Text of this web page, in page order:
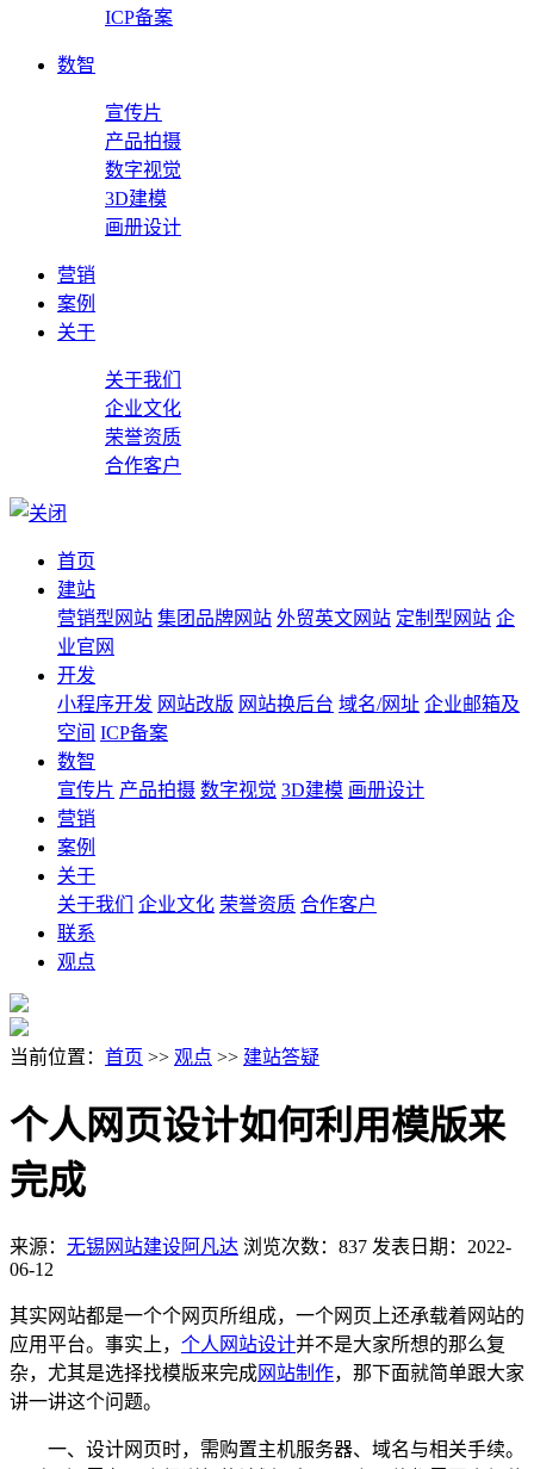
ICP备案
数智
宣传片
产品拍摄
数字视觉
3D建模
画册设计
营销
案例
关于
关于我们
企业文化
荣誉资质
合作客户
首页
建站
营销型网站 集团品牌网站 外贸英文网站 定制型网站 企
业官网
开发
小程序开发 网站改版 网站换后台 域名/网址 企业邮箱及
空间 ICP备案
数智
宣传片 产品拍摄 数字视觉 3D建模 画册设计
营销
案例
关于
关于我们
企业文化 荣誉资质 合作客户
联系
观点
当前位置： 首页 >> 观点 >> 建站答疑
个人网页设计如何利用模版来
完成
来源： 无锡网站建设阿凡达 浏览次数：837 发表日期：2022-
06-12
其实网站都是一个个网页所组成，一个网页上还承载着网站的
应用平台。事实上， 个人网站设计并不是大家所想的那么复
杂，尤其是选择找模版来完成网站制作，那下面就简单跟大家
讲一讲这个问题。
一、设计网页时，需购置主机服务器、域名与相关手续。